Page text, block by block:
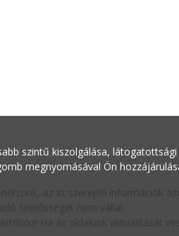
az itt szereplő információk
felelősséget nem vállal.
Ha az oldalunk aktualitását
szintű kiszolgálása,
megnyomásával Ön